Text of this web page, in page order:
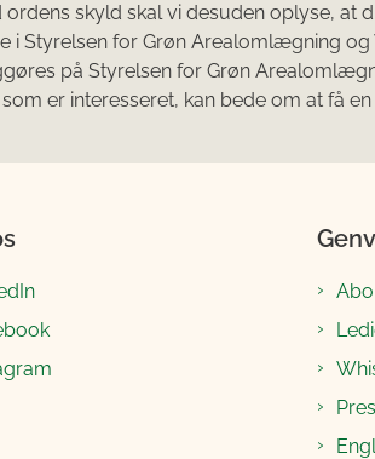
ordens skyld skal vi desuden oplyse, at
i Styrelsen for Grøn Arealomlægning og
på Styrelsen for Grøn
som er interesseret, kan bede om at få